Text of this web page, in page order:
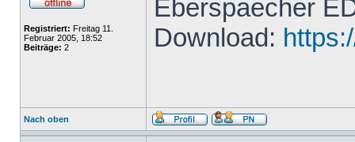
Registriert: Freitag 11.
Februar 2005, 18:52
Beiträge: 2
Eberspaecher
Download:
Nach oben